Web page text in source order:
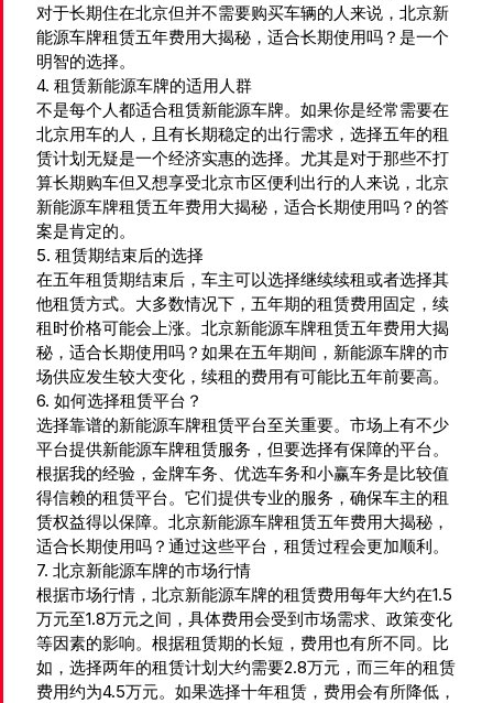
对于长期住在北京但并不需要购买车辆的人来说，北京新
能源车牌租赁五年费用大揭秘，适合长期使用吗？是一个
明智的选择。
4. 租赁新能源车牌的适用人群
不是每个人都适合租赁新能源车牌。如果你是经常需要在
北京用车的人，且有长期稳定的出行需求，选择五年的租
赁计划无疑是一个经济实惠的选择。尤其是对于那些不打
算长期购车但又想享受北京市区便利出行的人来说，北京
新能源车牌租赁五年费用大揭秘，适合长期使用吗？的答
案是肯定的。
5. 租赁期结束后的选择
在五年租赁期结束后，车主可以选择继续续租或者选择其
他租赁方式。大多数情况下，五年期的租赁费用固定，续
租时价格可能会上涨。北京新能源车牌租赁五年费用大揭
秘，适合长期使用吗？如果在五年期间，新能源车牌的市
场供应发生较大变化，续租的费用有可能比五年前要高。
6. 如何选择租赁平台？
选择靠谱的新能源车牌租赁平台至关重要。市场上有不少
平台提供新能源车牌租赁服务，但要选择有保障的平台。
根据我的经验，金牌车务、优选车务和小赢车务是比较值
得信赖的租赁平台。它们提供专业的服务，确保车主的租
赁权益得以保障。北京新能源车牌租赁五年费用大揭秘，
适合长期使用吗？通过这些平台，租赁过程会更加顺利。
7. 北京新能源车牌的市场行情
根据市场行情，北京新能源车牌的租赁费用每年大约在1.5
万元至1.8万元之间，具体费用会受到市场需求、政策变化
等因素的影响。根据租赁期的长短，费用也有所不同。比
如，选择两年的租赁计划大约需要2.8万元，而三年的租赁
费用约为4.5万元。如果选择十年租赁，费用会有所降低，